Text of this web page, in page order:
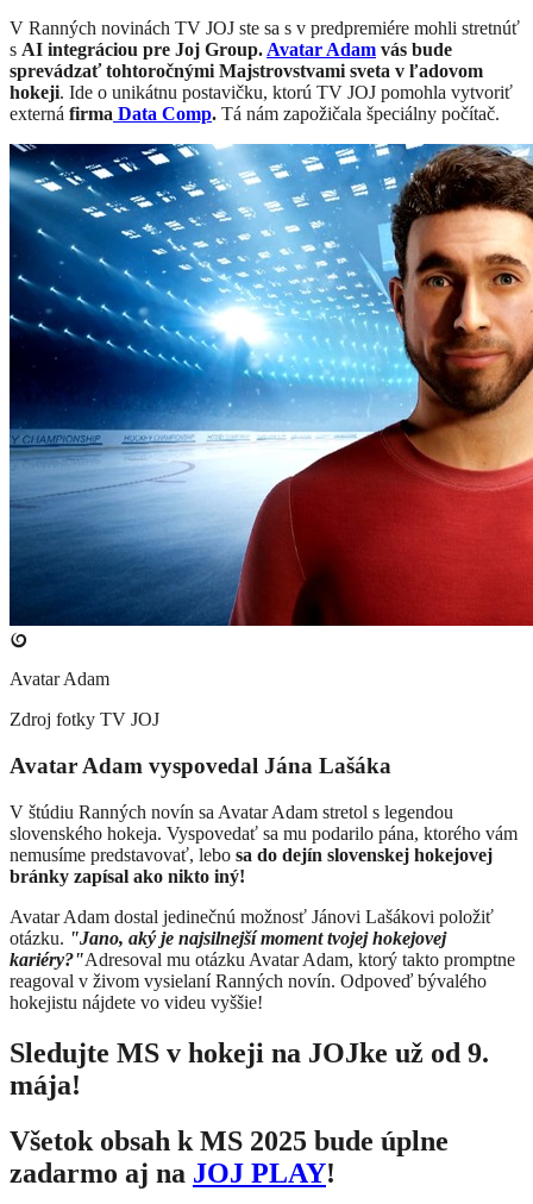
​V Ranných novinách TV JOJ ste sa s v predpremiére mohli stretnúť
s AI integráciou pre Joj Group. Avatar Adam vás bude
sprevádzať tohtoročnými Majstrovstvami sveta v ľadovom
hokeji. Ide o unikátnu postavičku, ktorú TV JOJ pomohla vytvoriť
externá firma Data Comp. Tá nám zapožičala špeciálny počítač.
Avatar Adam
Zdroj fotky TV JOJ
​Avatar Adam vyspovedal Jána Lašáka
V štúdiu Ranných novín sa Avatar Adam stretol s legendou
slovenského hokeja. Vyspovedať sa mu podarilo pána, ktorého vám
nemusíme predstavovať, lebo sa do dejín slovenskej hokejovej
bránky zapísal ako nikto iný!
Avatar Adam dostal jedinečnú možnosť Jánovi Lašákovi položiť
otázku. "Jano, aký je najsilnejší moment tvojej hokejovej
kariéry?"Adresoval mu otázku Avatar Adam, ktorý takto promptne
reagoval v živom vysielaní Ranných novín. Odpoveď bývalého
hokejistu nájdete vo videu vyššie!
Sledujte MS v hokeji na JOJke už od 9.
mája!
Všetok obsah k MS 2025 bude úplne
zadarmo aj na JOJ PLAY!